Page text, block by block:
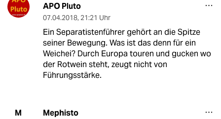
APO Pluto
07.04.2018, 21:21 Uhr
Ein Separatistenführer gehört an die Spitze
seiner Bewegung. Was ist das denn für ein
Weichei? Durch Europa touren und gucken wo
der Rotwein steht, zeugt nicht von
Führungsstärke.
M Mephisto